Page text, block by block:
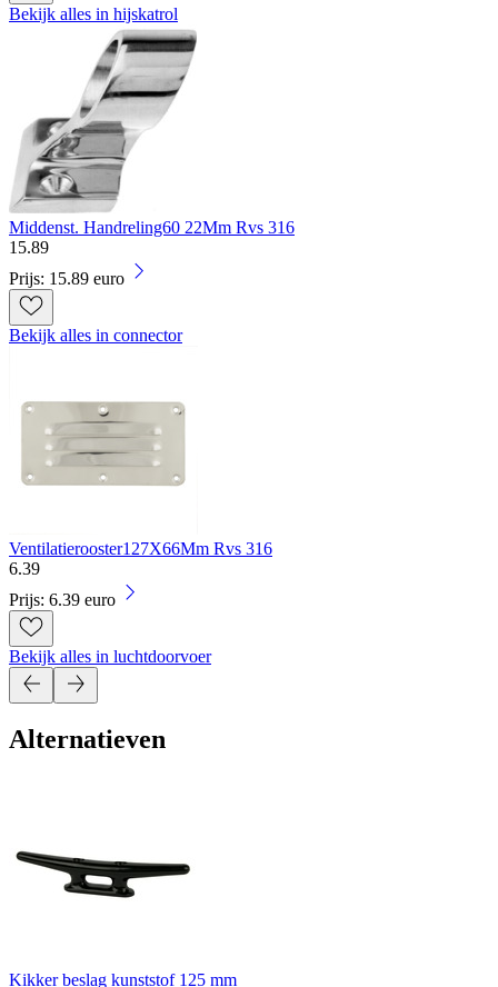
Bekijk alles in hijskatrol
Middenst. Handreling60 22Mm Rvs 316
15.89
Prijs: 15.89 euro
Bekijk alles in connector
Ventilatierooster127X66Mm Rvs 316
6.39
Prijs: 6.39 euro
Bekijk alles in luchtdoorvoer
Alternatieven
Kikker beslag kunststof 125 mm